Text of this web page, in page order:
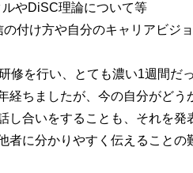
やDiSC理論について等
付け方や自分のキャリアビジ
修を行い、とても濃い1週間だ
経ちましたが、今の自分がど
し合いをすることも、それを
者に分かりやすく伝えることの